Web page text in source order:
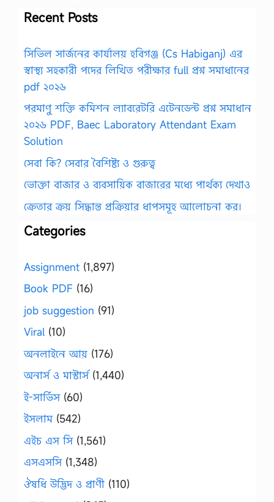
Recent Posts
সিভিল সার্জনের কার্যালয় হবিগঞ্জ (Cs Habiganj) এর
স্বাস্থ্য সহকারী পদের লিখিত পরীক্ষার full প্রশ্ন সমাধানের
pdf ২০২৬
পরমাণু শক্তি কমিশন ল্যাবরেটরি এটেনডেন্ট প্রশ্ন সমাধান
২০২৬ PDF, Baec Laboratory Attendant Exam
Solution
সেবা কি? সেবার বৈশিষ্ট্য ও গুরুত্ব
ভোক্তা বাজার ও ব্যবসায়িক বাজারের মধ্যে পার্থক্য দেখাও
ক্রেতার ক্রয় সিদ্ধান্ত প্রক্রিয়ার ধাপসমূহ আলোচনা কর।
Categories
Assignment (1,897)
Book PDF (16)
job suggestion (91)
Viral (10)
অনলাইনে আয় (176)
অনার্স ও মাস্টার্স(1,440)
ই-সার্ভিস(60)
ইসলাম(542)
এইচ এস সি(1,561)
এসএসসি(1,348)
ঔষধি উদ্ভিদ ও প্রাণী (110)